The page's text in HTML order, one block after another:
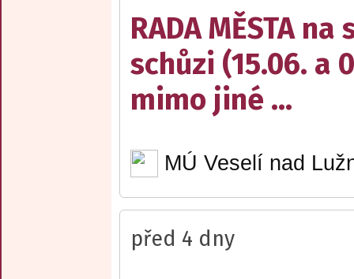
RADA MĚSTA na
schůzi (15.06. a
mimo jiné ...
MÚ Veselí nad
před 4 dny